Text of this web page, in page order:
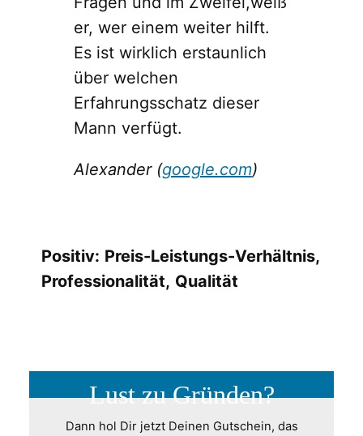
er, wer einem weiter hilft.
Es ist wirklich erstaunlich
über welchen
Erfahrungsschatz dieser
Mann verfügt.
Alexander (google.com)
Positiv: Preis-Leistungs-Verhältnis,
Professionalität, Qualität
Lust zu Gründen?
Dann hol Dir jetzt Deinen Gutschein, das